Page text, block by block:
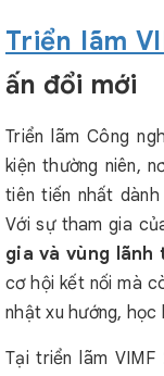
Triển lãm
ấn đổi mới
Triển lãm Công
kiện thường niên,
tiên tiến nhất
Với sự tham gia
gia và vùng lãnh
cơ hội kết nối mà
nhật xu hướng, học
Tại triển lãm